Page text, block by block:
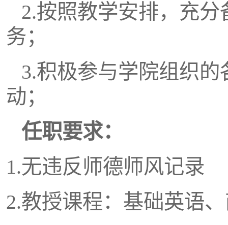
2.按照教学安排，充
务；
3.积极参与学院组织
动；
任职要求：
1.无违反师德师风记录
2.教授课程：基础英语